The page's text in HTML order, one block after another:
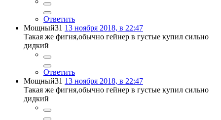
Ответить
Мощный31 13 ноября 2018, в 22:47
Такая же фигня,обычно гейнер в густые купил сильно
дидкий
Ответить
Мощный31 13 ноября 2018, в 22:47
Такая же фигня,обычно гейнер в густые купил сильно
дидкий